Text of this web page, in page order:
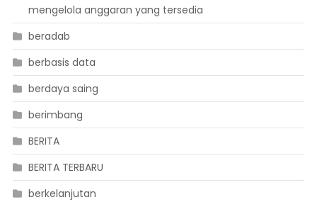
mengelola anggaran yang tersedia
beradab
berbasis data
berdaya saing
berimbang
BERITA
BERITA TERBARU
berkelanjutan